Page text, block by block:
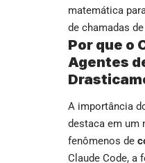
matemática
de chamadas
Por que o
Agentes
A importância
destaca em um
fenômenos de
Claude Code, a